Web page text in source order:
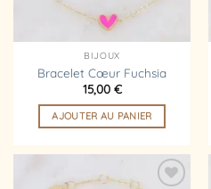
BIJOUX
Bracelet Cœur Fuchsia
15,00 €
AJOUTER AU PANIER